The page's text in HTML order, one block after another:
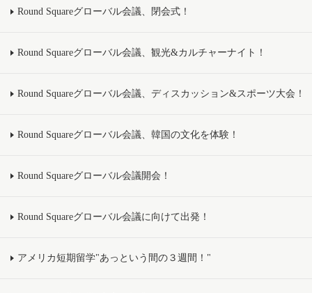
Round Squareグローバル会議、閉会式！
Round Squareグローバル会議、観光&カルチャーナイト！
Round Squareグローバル会議、ディスカッション&スポーツ大会！
Round Squareグローバル会議、韓国の文化を体験！
Round Squareグローバル会議開会！
Round Squareグローバル会議に向けて出発！
アメリカ短期留学"あっという間の３週間！"